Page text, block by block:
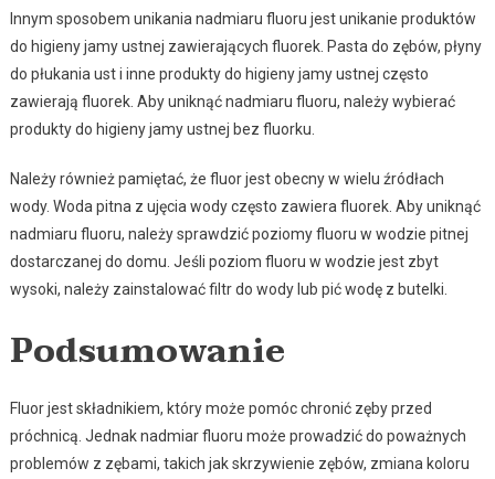
Innym sposobem unikania nadmiaru fluoru jest unikanie produktów
do higieny jamy ustnej zawierających fluorek. Pasta do zębów, płyny
do płukania ust i inne produkty do higieny jamy ustnej często
zawierają fluorek. Aby uniknąć nadmiaru fluoru, należy wybierać
produkty do higieny jamy ustnej bez fluorku.
Należy również pamiętać, że fluor jest obecny w wielu źródłach
wody. Woda pitna z ujęcia wody często zawiera fluorek. Aby uniknąć
nadmiaru fluoru, należy sprawdzić poziomy fluoru w wodzie pitnej
dostarczanej do domu. Jeśli poziom fluoru w wodzie jest zbyt
wysoki, należy zainstalować filtr do wody lub pić wodę z butelki.
Podsumowanie
Fluor jest składnikiem, który może pomóc chronić zęby przed
próchnicą. Jednak nadmiar fluoru może prowadzić do poważnych
problemów z zębami, takich jak skrzywienie zębów, zmiana koloru